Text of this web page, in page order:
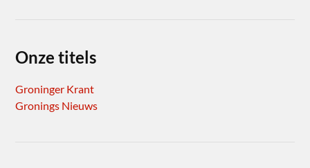
Onze titels
Groninger Krant
Gronings Nieuws